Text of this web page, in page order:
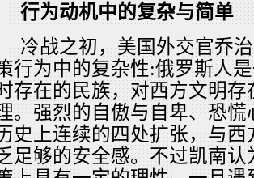
行为动机中的复杂与简单
冷战之初，美国外交官乔
行为中的复杂性:俄罗斯人
存在的民族，对西方文明
。强烈的自傲与自卑、恐
史上连续的四处扩张，与
足够的安全感。不过凯南